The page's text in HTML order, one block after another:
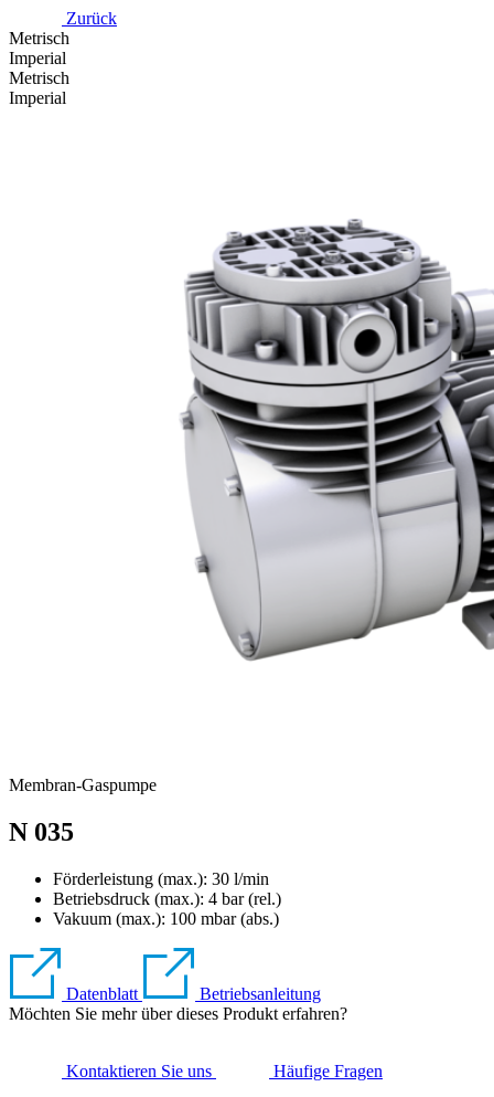
Zurück
Metrisch
Imperial
Metrisch
Imperial
Membran-Gaspumpe
N 035
Förderleistung (max.): 30 l/min
Betriebsdruck (max.): 4 bar (rel.)
Vakuum (max.): 100 mbar (abs.)
Datenblatt
Betriebsanleitung
Möchten Sie mehr über dieses Produkt erfahren?
Kontaktieren Sie uns
Häufige Fragen